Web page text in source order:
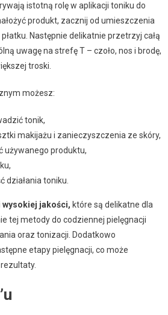
istotną rolę w aplikacji toniku do
produkt, zacznij od umieszczenia
Następnie delikatnie przetrzyj całą
uwagę na strefę T – czoło, nos i brodę,
troski.
możesz:
tonik,
makijażu i zanieczyszczenia ze skóry,
używanego produktu,
działania toniku.
wysokiej jakości, które są delikatne dla
tej metody do codziennej pielęgnacji
oraz tonizacji. Dodatkowo
etapy pielęgnacji, co może